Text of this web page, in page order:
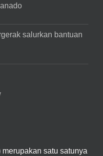
salurkan bantuan
satu satunya